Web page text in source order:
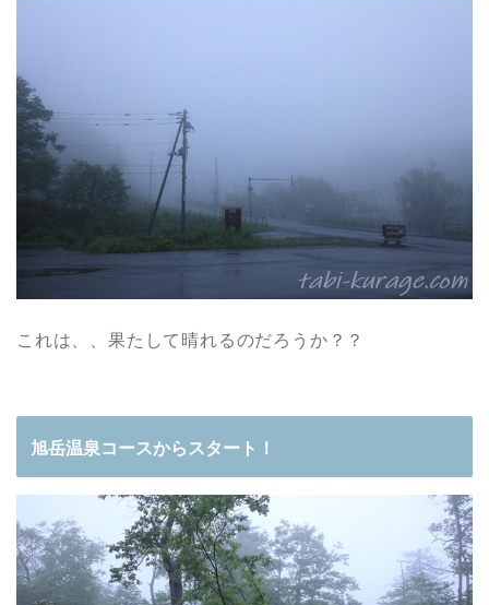
これは、、果たして晴れるのだろうか？？
旭岳温泉コースからスタート！